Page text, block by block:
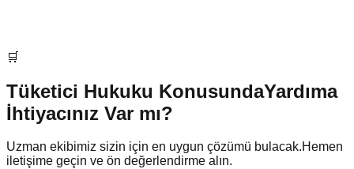
🛒
Tüketici Hukuku KonusundaYardıma
İhtiyacınız Var mı?
Uzman ekibimiz sizin için en uygun çözümü bulacak.Hemen
iletişime geçin ve ön değerlendirme alın.